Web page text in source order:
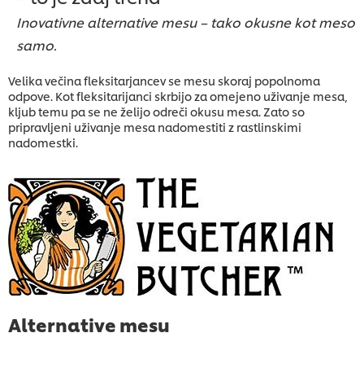
Inovativne alternative mesu – tako okusne kot meso
samo.
Velika večina fleksitarjancev se mesu skoraj popolnoma
odpove. Kot fleksitarijanci skrbijo za omejeno uživanje mesa,
kljub temu pa se ne želijo odreči okusu mesa. Zato so
pripravljeni uživanje mesa nadomestiti z rastlinskimi
nadomestki.
Alternative mesu